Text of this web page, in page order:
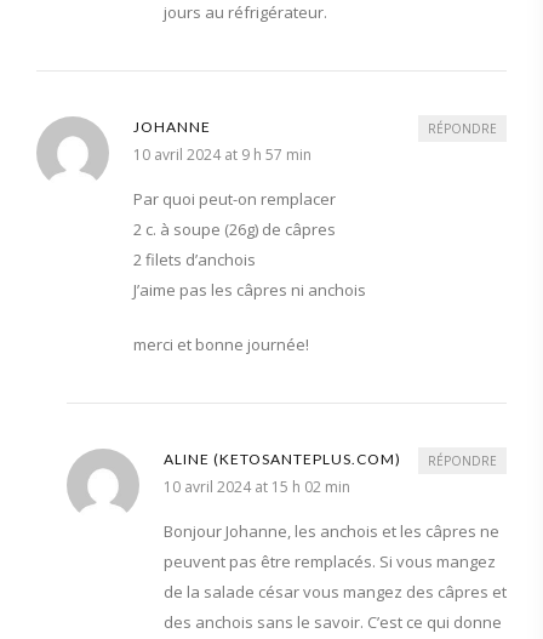
jours au réfrigérateur.
JOHANNE
10 avril 2024 at 9 h 57 min
Par quoi peut-on remplacer
2 c. à soupe (26g) de câpres
2 filets d’anchois
J’aime pas les câpres ni anchois
merci et bonne journée!
RÉPONDRE
ALINE (KETOSANTEPLUS.COM)
10 avril 2024 at 15 h 02 min
Bonjour Johanne, les anchois et les câpres ne
peuvent pas être remplacés. Si vous mangez
de la salade césar vous mangez des câpres et
des anchois sans le savoir. C’est ce qui donne
RÉPONDRE